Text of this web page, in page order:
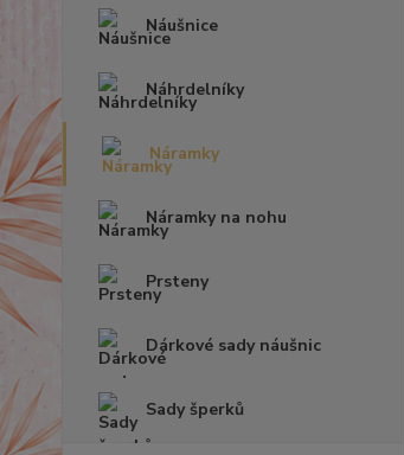
Náušnice
Náhrdelníky
Náramky
Náramky na nohu
Prsteny
Dárkové sady náušnic
Sady šperků